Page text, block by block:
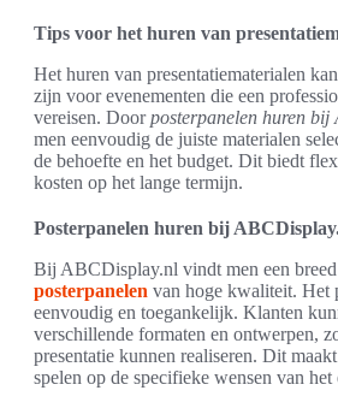
Tips voor het huren van
Het huren van presentatiematerialen
zijn voor evenementen die een
vereisen. Doorposterpanelen huren
men eenvoudig de juiste materialen
de behoefte en het budget. Dit biedt
kosten op het lange termijn.
Posterpanelen huren bij
Bij ABCDisplay.nl vindt men een breed
posterpanelen van hoge kwaliteit. Het
eenvoudig en toegankelijk. Klanten
verschillende formaten en ontwerpen,
presentatie kunnen realiseren. Dit
spelen op de specifieke wensen van het